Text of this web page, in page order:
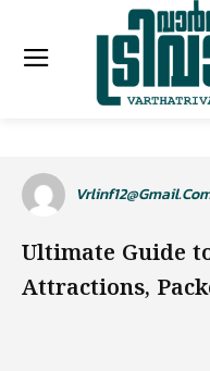
Ultimate Guide
Attractions,